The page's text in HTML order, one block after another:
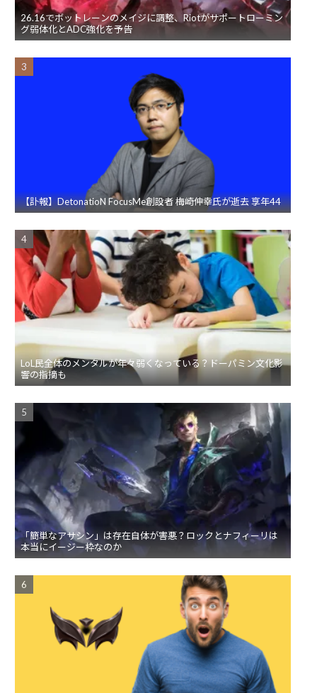
26.16でボットレーンのメイジに調整、Riotがサポートローミン
グ弱体化とADC強化を予告
【訃報】DetonatioN FocusMe創設者 梅崎伸幸氏が逝去 享年44
LoL民全体のメンタルが年々弱くなっている？ドーパミン文化影
響の指摘も
「簡単なアサシン」は存在自体が害悪？ロックとナフィーリは
本当にイージー枠なのか